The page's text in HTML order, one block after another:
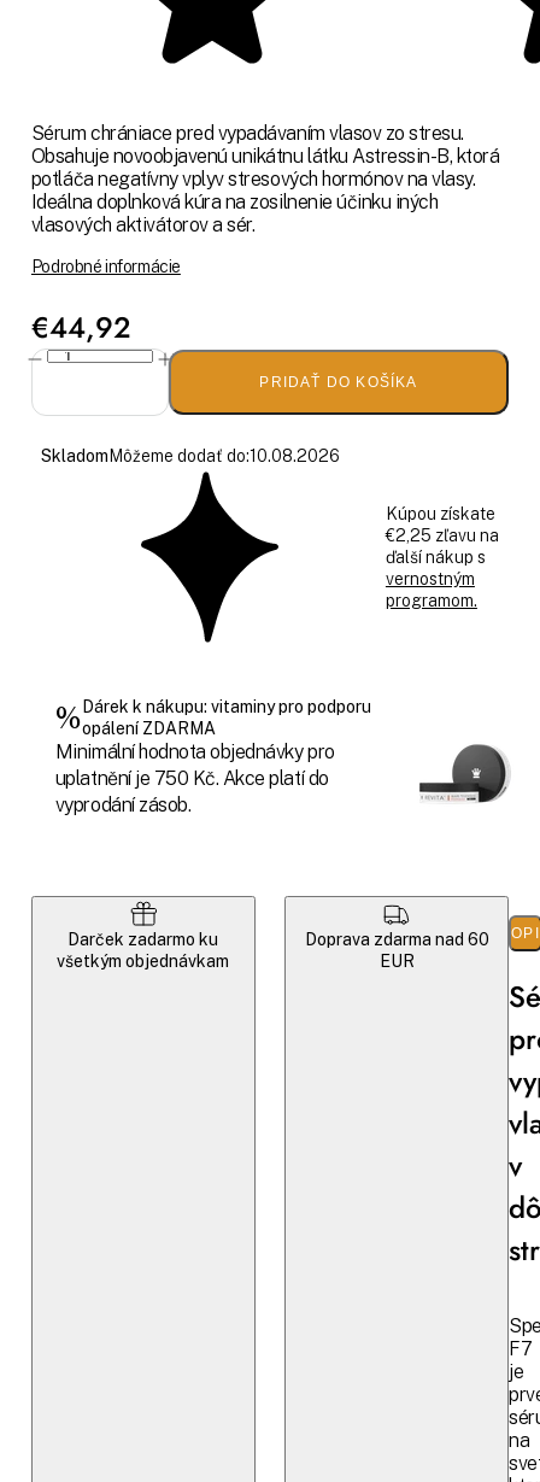
Sérum chrániace pred vypadávaním vlasov zo stresu.
Obsahuje novoobjavenú unikátnu látku Astressin-B, ktorá
potláča negatívny vplyv stresových hormónov na vlasy.
Ideálna doplnková kúra na zosilnenie účinku iných
vlasových aktivátorov a sér.
Podrobné informácie
€44,92
PRIDAŤ DO KOŠÍKA
Skladom Môžeme dodať do:10.08.2026
Kúpou získate
€2,25 zľavu na
ďalší nákup s
vernostným
programom.
% Dárek k nákupu: vitaminy pro podporu
opálení ZDARMA
Minimální hodnota objednávky pro
uplatnění je 750 Kč. Akce platí do
vyprodání zásob.
Darček zadarmo ku
všetkým objednávkam
Doprava zdarma nad 60
EUR
v
F7
je
na